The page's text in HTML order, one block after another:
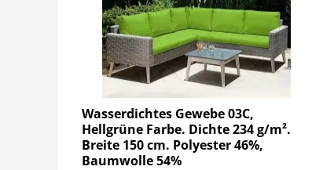
Wasserdichtes Gewebe 03C,
Hellgrüne Farbe. Dichte 234 g/m².
Breite 150 cm. Polyester 46%,
Baumwolle 54%